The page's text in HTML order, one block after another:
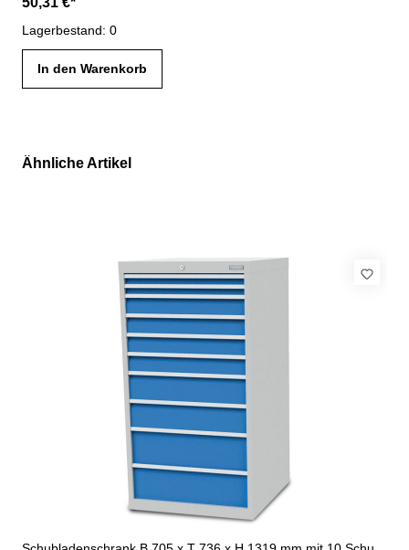
Lagerbestand: 0
In den Warenkorb
Produktgalerie überspringen
Ähnliche Artikel